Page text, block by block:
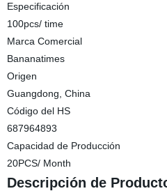
Especificación
100pcs/ time
Marca Comercial
Bananatimes
Origen
Guangdong, China
Código del HS
687964893
Capacidad de Producción
20PCS/ Month
Descripción de